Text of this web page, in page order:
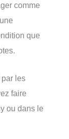
comme
que
les
faire
ou dans le